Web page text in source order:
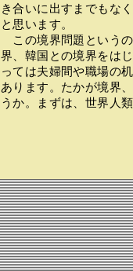
き合いに出すまでもな
と思います。
この境界問題という
界、韓国との境界をは
っては夫婦間や職場の
あります。たかが境界
うか。まずは、世界人